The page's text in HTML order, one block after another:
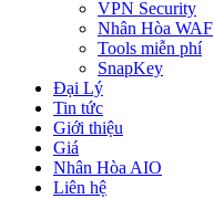
VPN Security
Nhân Hòa WAF
Tools miễn phí
SnapKey
Đại Lý
Tin tức
Giới thiệu
Giá
Nhân Hòa AIO
Liên hệ